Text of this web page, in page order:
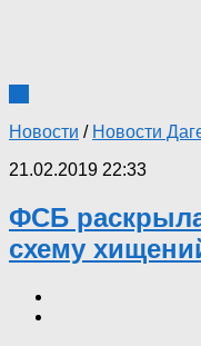
Новости / Новости
21.02.2019 22:33
ФСБ
схему